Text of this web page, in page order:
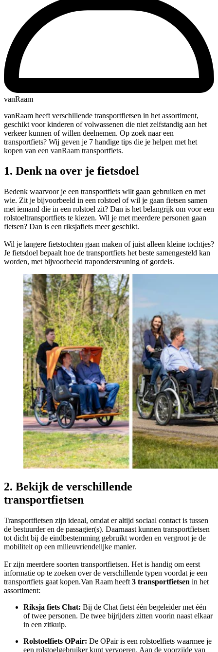
vanRaam
vanRaam heeft verschillende transportfietsen in het assortiment,
geschikt voor kinderen of volwassenen die niet zelfstandig aan het
verkeer kunnen of willen deelnemen. Op zoek naar een
transportfiets? Wij geven je 7 handige tips die je helpen met het
kopen van een vanRaam transportfiets.
1. Denk na over je fietsdoel
Bedenk waarvoor je een transportfiets wilt gaan gebruiken en met
wie. Zit je bijvoorbeeld in een rolstoel of wil je gaan fietsen samen
met iemand die in een rolstoel zit? Dan is het belangrijk om voor een
rolstoeltransportfiets te kiezen. Wil je met meerdere personen gaan
fietsen? Dan is een riksjafiets meer geschikt.
Wil je langere fietstochten gaan maken of juist alleen kleine tochtjes?
Je fietsdoel bepaalt hoe de transportfiets het beste samengesteld kan
worden, met bijvoorbeeld trapondersteuning of gordels.
2. Bekijk de verschillende
transportfietsen
Transportfietsen zijn ideaal, omdat er altijd sociaal contact is tussen
de bestuurder en de passagier(s). Daarnaast kunnen transportfietsen
tot dicht bij de eindbestemming gebruikt worden en vergroot je de
mobiliteit op een milieuvriendelijke manier.
Er zijn meerdere soorten transportfietsen. Het is handig om eerst
informatie op te zoeken over de verschillende typen voordat je een
transportfiets gaat kopen.Van Raam heeft 3 transportfietsen in het
assortiment:
Riksja fiets Chat: Bij de Chat fietst één begeleider met één
of twee personen. De twee bijrijders zitten voorin naast elkaar
in een zitkuip.
Rolstoelfiets OPair: De OPair is een rolstoelfiets waarmee je
een rolstoelgebruiker kunt vervoeren. Aan de voorzijde van